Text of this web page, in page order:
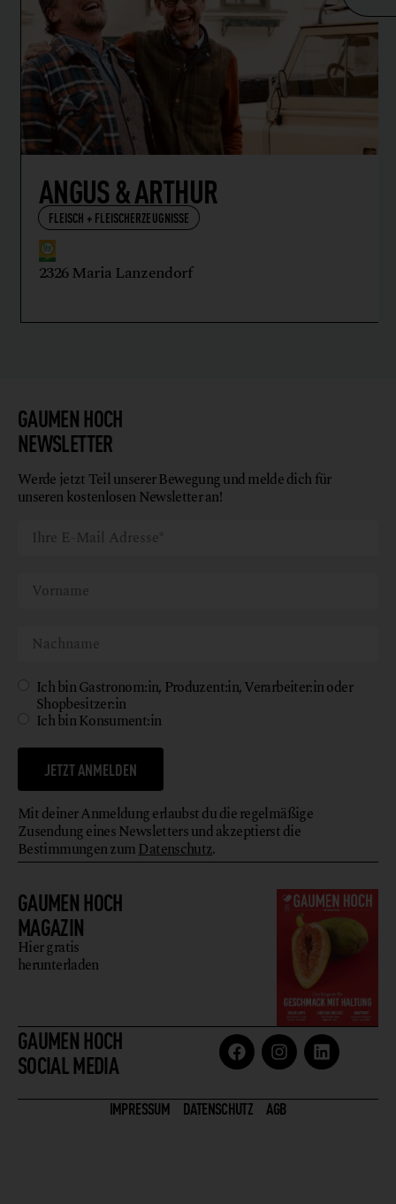
ANGUS & ARTHUR
FLEISCH + FLEISCHERZEUGNISSE
2326 Maria Lanzendorf
GAUMEN HOCH
MAGAZIN
Hier gratis
herunterladen
GAUMEN HOCH
SOCIAL MEDIA
GAUMEN HOCH
NEWSLETTER
Werde jetzt Teil unserer Bewegung und melde dich für
unseren kostenlosen Newsletter an!
Ich bin Gastronom:in, Produzent:in, Verarbeiter:in oder
Shopbesitzer:in
Ich bin Konsument:in
JETZT ANMELDEN
Mit deiner Anmeldung erlaubst du die regelmäßige
Zusendung eines Newsletters und akzeptierst die
Bestimmungen zumDatenschutz.
IMPRESSUM DATENSCHUTZ AGB